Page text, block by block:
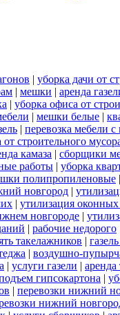
| уборка дачи от
| мешки | аренда
| уборка офиса от
| мешки белые |
| перевозка мебели
от строительного
камаза | сборщики
работы | уборка
полипропиленовые
новгород |
| утилизация
новгороде |
| рабочие недорого
такелажников |
| воздушно-
| услуги газели | аренда
гипсокартона |
| перевозки нижний
нижний